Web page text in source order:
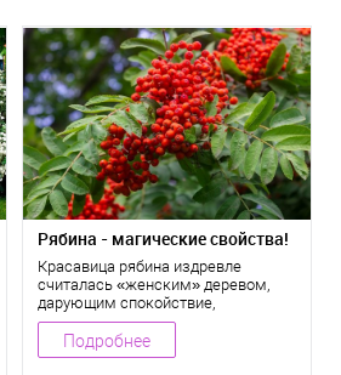
Рябина - магические свойства!
Красавица рябина издревле
считалась «женским» деревом,
дарующим спокойствие,
умиротворение, счастье и любовь.
Подробнее